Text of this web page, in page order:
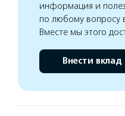
информация и
по любому вопросу
Вместе мы этого
Внести вклад